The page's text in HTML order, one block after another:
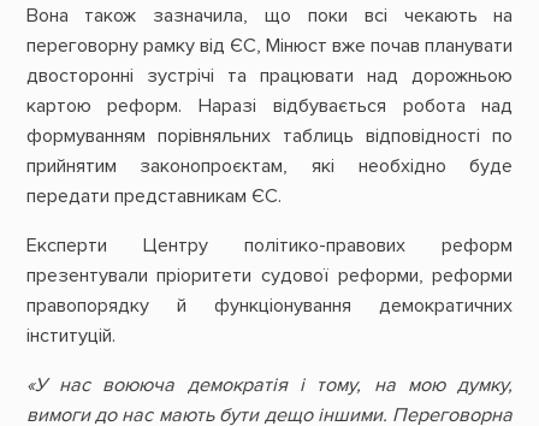
Вона також зазначила, що поки всі чекають на
переговорну рамку від ЄС, Мінюст вже почав планувати
двосторонні зустрічі та працювати над дорожньою
картою реформ. Наразі відбувається робота над
формуванням порівняльних таблиць відповідності по
прийнятим законопроєктам, які необхідно буде
передати представникам ЄС.
Експерти Центру політико-правових реформ
презентували пріоритети судової реформи, реформи
правопорядку й функціонування демократичних
інституцій.
«У нас воююча демократія і тому, на мою думку,
вимоги до нас мають бути дещо іншими. Переговорна